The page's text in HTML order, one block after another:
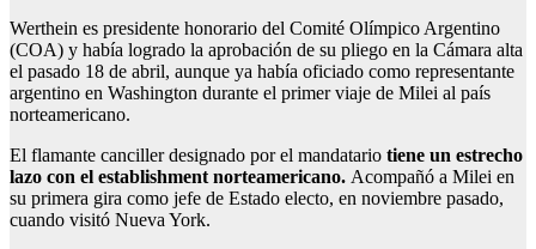
Werthein es presidente honorario del Comité Olímpico Argentino
(COA) y había logrado la aprobación de su pliego en la Cámara alta
el pasado 18 de abril, aunque ya había oficiado como representante
argentino en Washington durante el primer viaje de Milei al país
norteamericano.
El flamante canciller designado por el mandatario tiene un estrecho
lazo con el establishment norteamericano. Acompañó a Milei en
su primera gira como jefe de Estado electo, en noviembre pasado,
cuando visitó Nueva York.